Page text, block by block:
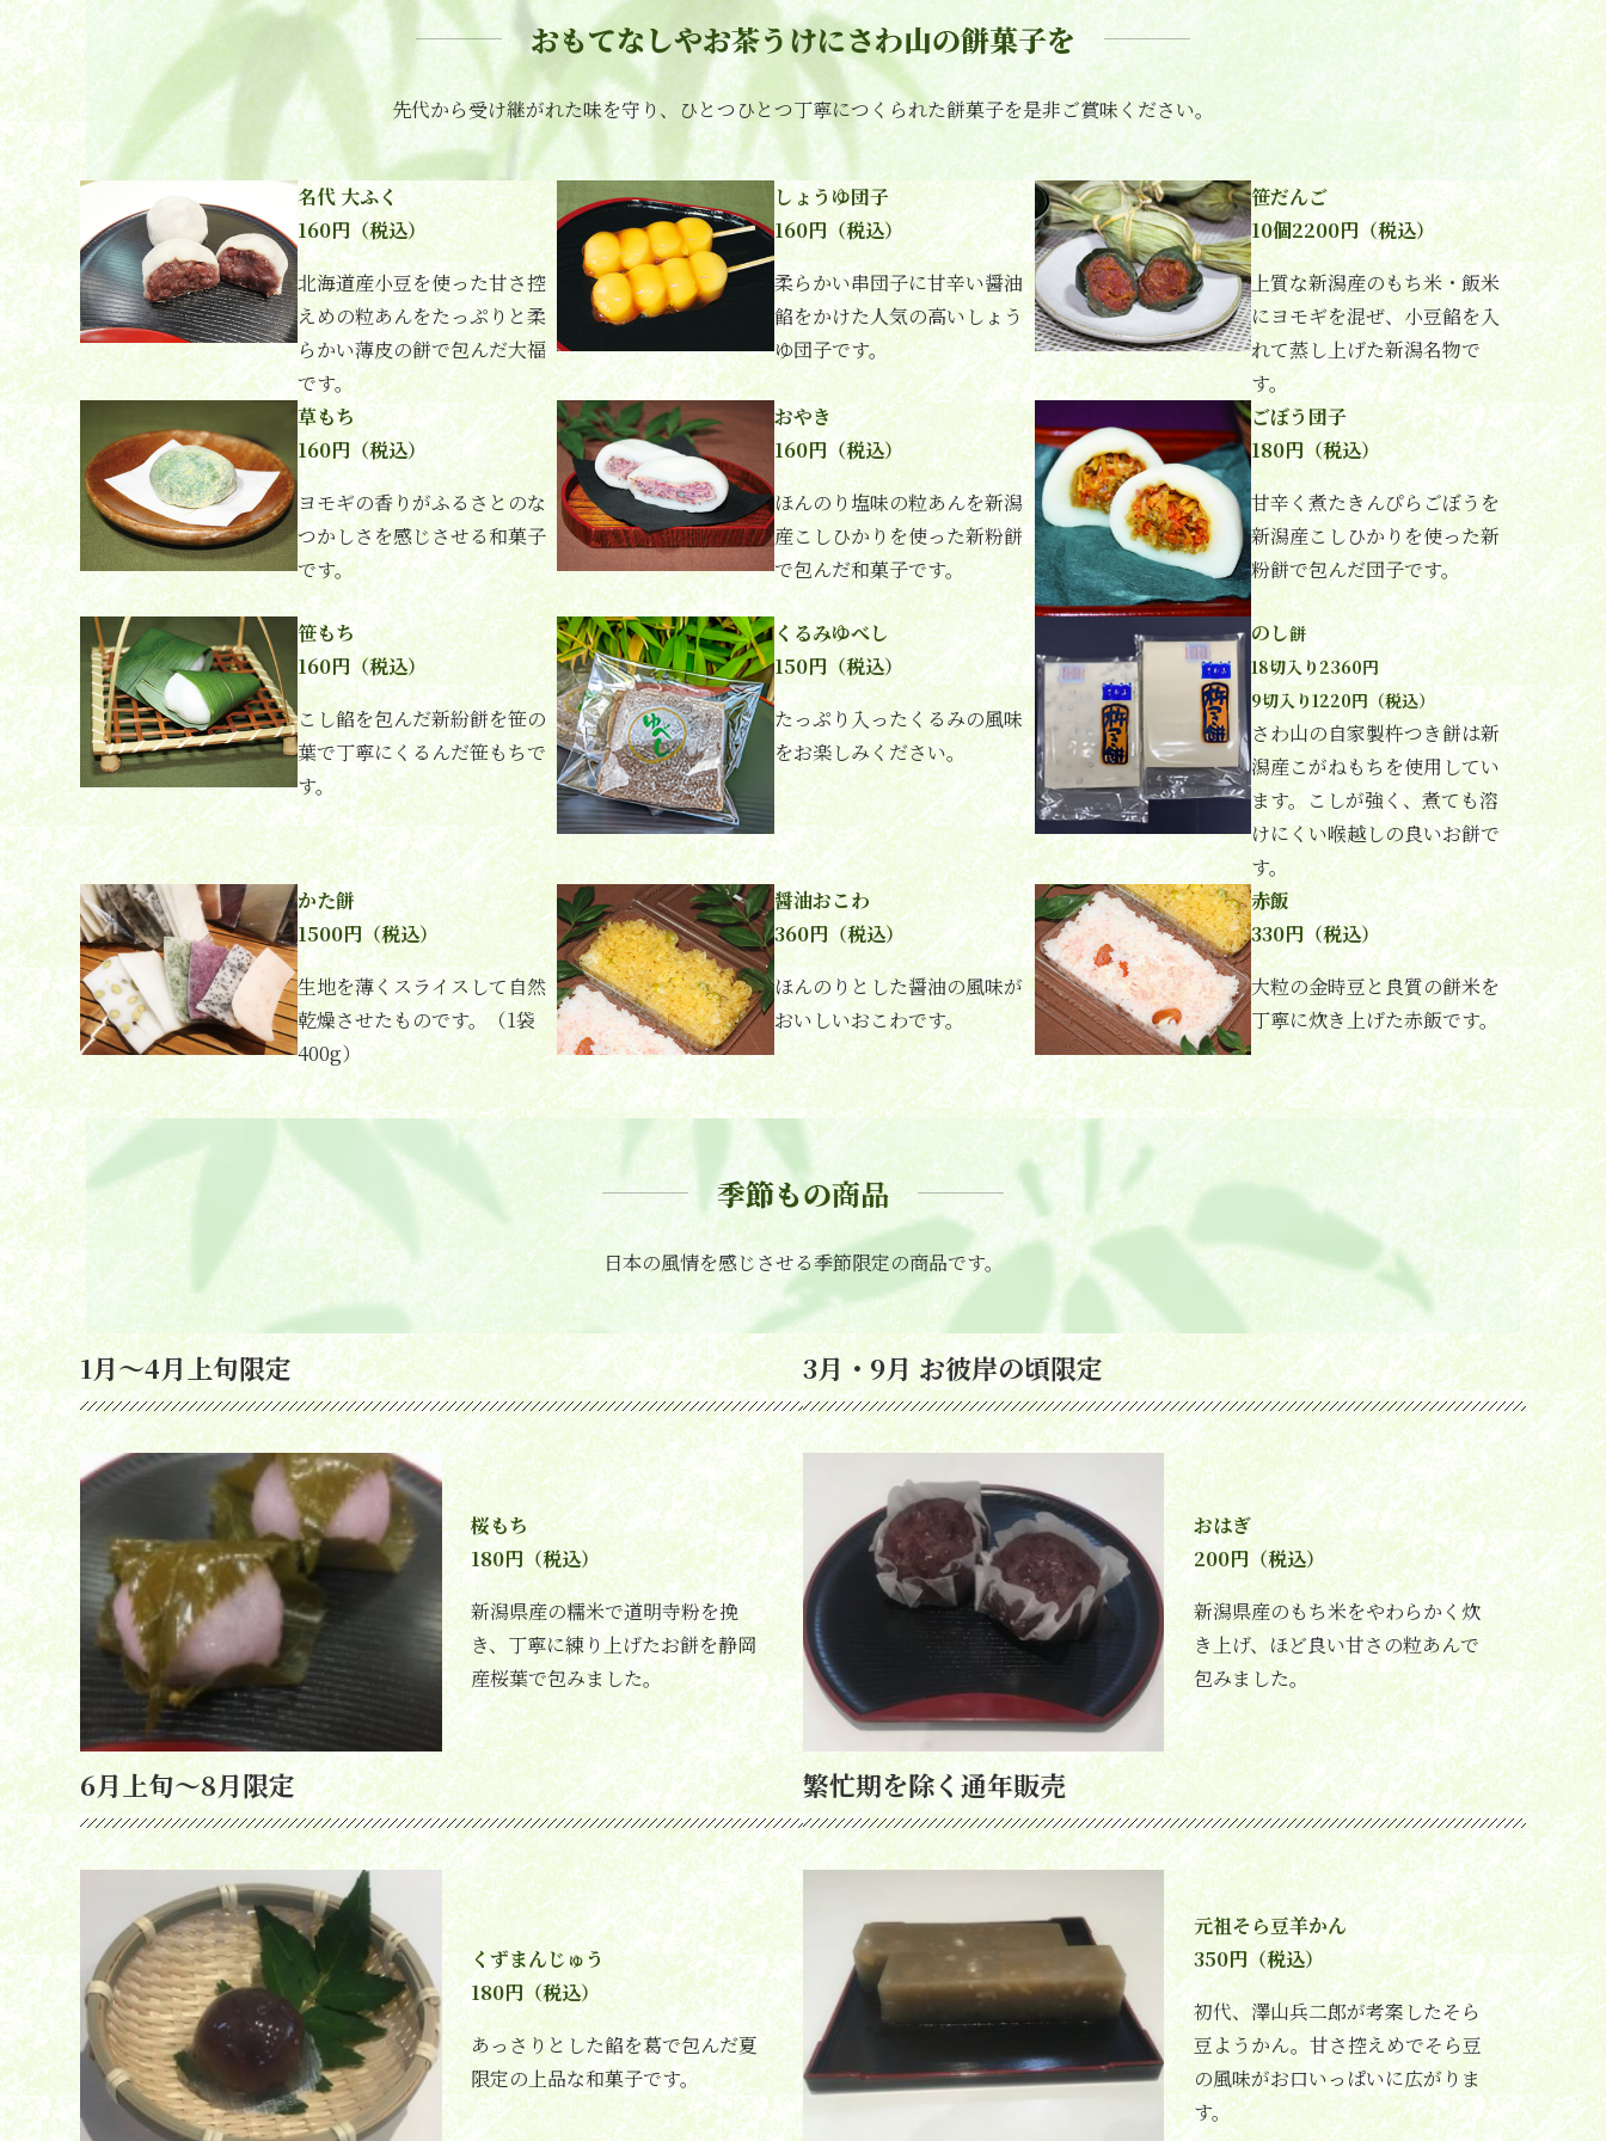
おもてなしやお茶うけにさわ山の餅菓子を
先代から受け継がれた味を守り、ひとつひとつ丁寧につくられた餅菓子を是非ご賞味ください。
名代 大ふく
160円（税込）
北海道産小豆を使った甘さ控
えめの粒あんをたっぷりと柔
らかい薄皮の餅で包んだ大福
です。
しょうゆ団子
160円（税込）
柔らかい串団子に甘辛い醤油
餡をかけた人気の高いしょう
ゆ団子です。
笹だんご
10個2200円（税込）
上質な新潟産のもち米・飯米
にヨモギを混ぜ、小豆餡を入
れて蒸し上げた新潟名物で
す。
草もち
160円（税込）
ヨモギの香りがふるさとのな
つかしさを感じさせる和菓子
です。
おやき
160円（税込）
ほんのり塩味の粒あんを新潟
産こしひかりを使った新粉餅
で包んだ和菓子です。
ごぼう団子
180円（税込）
甘辛く煮たきんぴらごぼうを
新潟産こしひかりを使った新
粉餅で包んだ団子です。
笹もち
160円（税込）
こし餡を包んだ新紛餅を笹の
葉で丁寧にくるんだ笹もちで
す。
くるみゆべし
150円（税込）
たっぷり入ったくるみの風味
をお楽しみください。
のし餅
18切入り2360円
9切入り1220円（税込）
さわ山の自家製杵つき餅は新
潟産こがねもちを使用してい
ます。こしが強く、煮ても溶
けにくい喉越しの良いお餅で
す。
かた餅
1500円（税込）
生地を薄くスライスして自然
乾燥させたものです。（1袋
400g）
醤油おこわ
360円（税込）
ほんのりとした醤油の風味が
おいしいおこわです。
赤飯
330円（税込）
大粒の金時豆と良質の餅米を
丁寧に炊き上げた赤飯です。
季節もの商品
日本の風情を感じさせる季節限定の商品です。
1月～4月上旬限定
桜もち
180円（税込）
新潟県産の糯米で道明寺粉を挽
き、丁寧に練り上げたお餅を静岡
産桜葉で包みました。
3月・9月 お彼岸の頃限定
おはぎ
200円（税込）
新潟県産のもち米をやわらかく炊
き上げ、ほど良い甘さの粒あんで
包みました。
6月上旬～8月限定
くずまんじゅう
180円（税込）
あっさりとした餡を葛で包んだ夏
限定の上品な和菓子です。
繁忙期を除く通年販売
元祖そら豆羊かん
350円（税込）
初代、澤山兵二郎が考案したそら
豆ようかん。甘さ控えめでそら豆
の風味がお口いっぱいに広がりま
す。